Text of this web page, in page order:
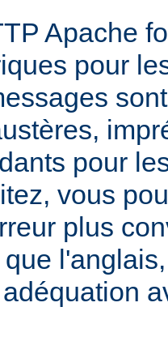
Apache
pour
pour
vous
plus